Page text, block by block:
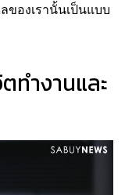
องเรานั้นเป็นแบบ
ทำงานและ